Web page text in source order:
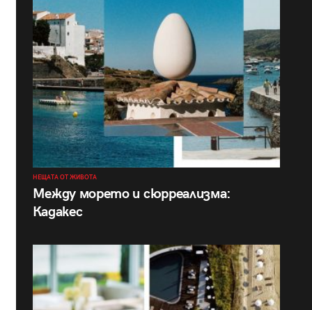
НЕЩАТА ОТ ЖИВОТА
Между морето и сюрреализма:
Кадакес